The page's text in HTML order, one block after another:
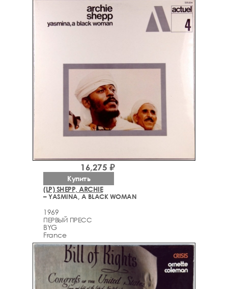
(LP) SHEPP, ARCHIE
– YASMINA, A BLACK WOMAN
1969
ПЕРВЫЙ ПРЕСС
BYG
France
16,275 ₽
Купить